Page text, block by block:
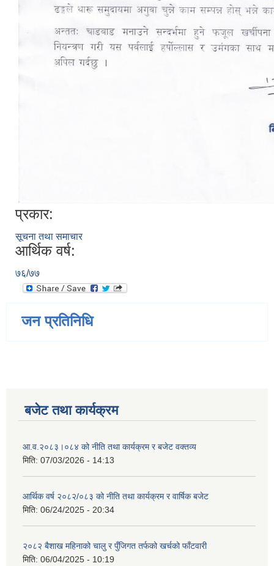
प्रकार:
सूचना तथा समाचार
आर्थिक वर्ष:
७६/७७
जन प्रतिनिधि
बजेट तथा कार्यक्रम
आ.व.२०८३।०८४ को नीति तथा कार्यक्रम र बजेट वक्तव्य
मिति: 07/03/2026 - 14:13
आर्थिक वर्ष २०८२/०८३ को नीति तथा कार्यक्रम र वार्षिक बजेट
मिति: 06/24/2025 - 20:34
२०८२ बैशाख महिनाको चालु र पुँजिगत तर्फको खर्चको फाँटवारी
मिति: 06/04/2025 - 10:19